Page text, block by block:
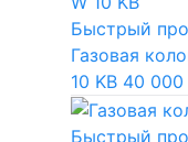
Быстрый
Газовая
10 KB 40 000
Быстрый